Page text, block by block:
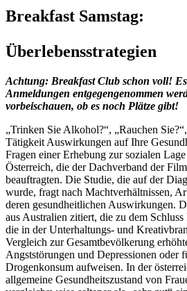
Breakfast Samstag:
Überlebensstrategien
Achtung: Breakfast Club schon voll!
Anmeldungen entgegengenommen
vorbeischauen, ob es noch Plätze gibt!
„Trinken Sie Alkohol?“, „Rauchen
Tätigkeit Auswirkungen auf Ihre
Fragen einer Erhebung zur sozialen
Österreich, die der Dachverband der
beauftragten. Die Studie, die auf der
wurde, fragt nach Machtverhältnissen,
deren gesundheitlichen Auswirkungen.
aus Australien zitiert, die zu dem
die in der Unterhaltungs- und
Vergleich zur Gesamtbevölkerung
Angststörungen und Depressionen oder
Drogenkonsum aufweisen. In der
allgemeine Gesundheitszustand von